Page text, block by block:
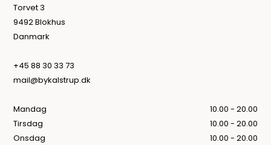
Torvet 3
9492 Blokhus
Danmark
+45 88 30 33 73
mail@bykalstrup.dk
Mandag
10.00 - 20.00
Tirsdag
10.00 - 20.00
Onsdag
10.00 - 20.00